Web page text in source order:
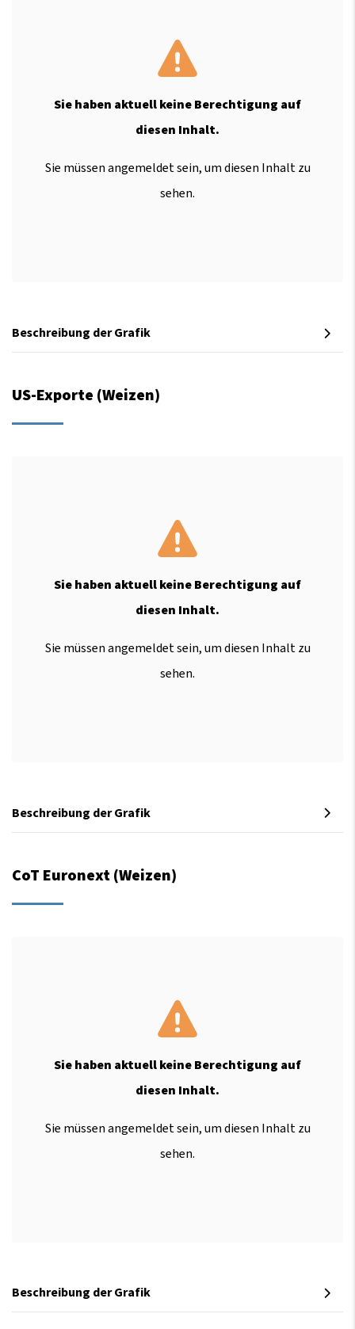
Sie haben aktuell keine Berechtigung auf
diesen Inhalt.
Sie müssen angemeldet sein, um diesen Inhalt zu
sehen.
Beschreibung der Grafik
US-Exporte (Weizen)
Sie haben aktuell keine Berechtigung auf
diesen Inhalt.
Sie müssen angemeldet sein, um diesen Inhalt zu
sehen.
Beschreibung der Grafik
CoT Euronext (Weizen)
Sie haben aktuell keine Berechtigung auf
diesen Inhalt.
Sie müssen angemeldet sein, um diesen Inhalt zu
sehen.
Beschreibung der Grafik